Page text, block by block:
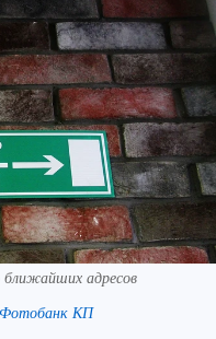
адресов
КП